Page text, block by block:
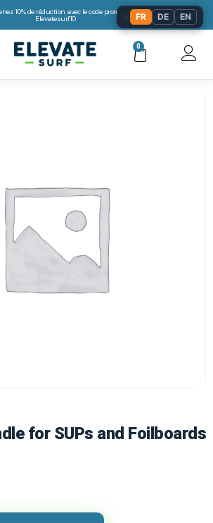
10% de réduction avec le code promo:
Elevatesurf10
0
for SUPs and Foilboards
FR DE EN